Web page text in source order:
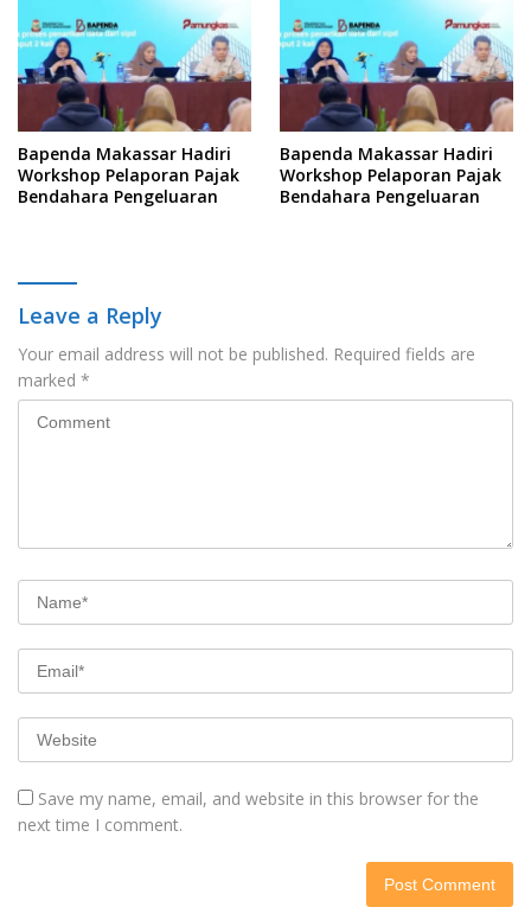
Bapenda Makassar Hadiri
Workshop Pelaporan Pajak
Bendahara Pengeluaran
Bapenda Makassar Hadiri
Workshop Pelaporan Pajak
Bendahara Pengeluaran
Leave a Reply
Your email address will not be published. Required fields are
marked *
Save my name, email, and website in this browser for the
next time I comment.